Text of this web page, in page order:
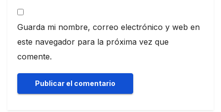
Guarda mi nombre, correo electrónico y web en
este navegador para la próxima vez que
comente.